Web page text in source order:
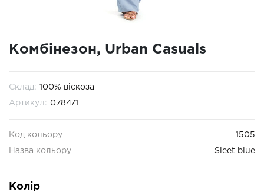
Комбінезон, Urban Casuals
Склад: 100% віскоза
Артикул: 078471
Код кольору 1505
Назва кольору Sleet blue
Колір